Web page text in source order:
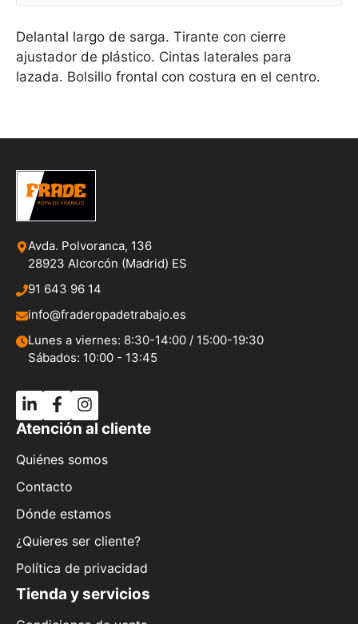
Delantal largo de sarga. Tirante con cierre
ajustador de plástico. Cintas laterales para
lazada. Bolsillo frontal con costura en el centro.
Avda. Polvoranca, 136
28923 Alcorcón (Madrid) ES
91 643 96 14
info@fraderopadetrabajo.es
Lunes a viernes: 8:30-14:00 / 15:00-19:30
Sábados: 10:00 - 13:45
Atención al cliente
Quiénes somos
Contacto
Dónde estamos
¿Quieres ser cliente?
Política de privacidad
Tienda y servicios